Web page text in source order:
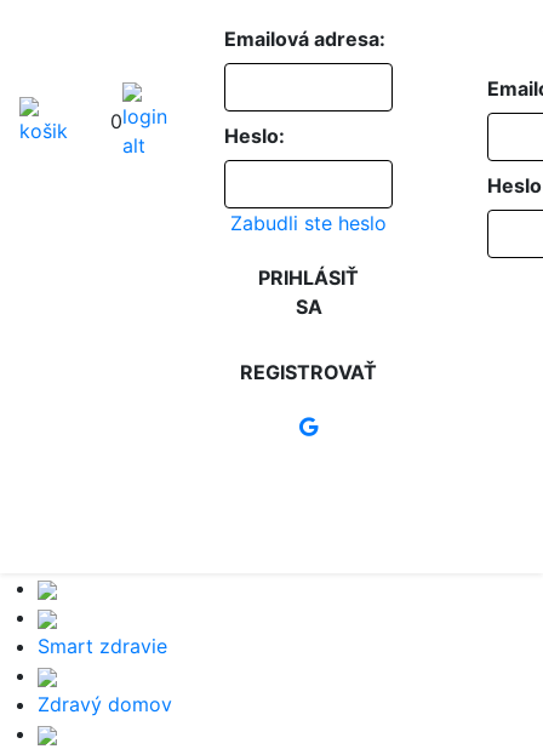
0
Emailová adresa:
Heslo:
Zabudli ste heslo
PRIHLÁSIŤ
SA
REGISTROVAŤ
Smart zdravie
Zdravý domov